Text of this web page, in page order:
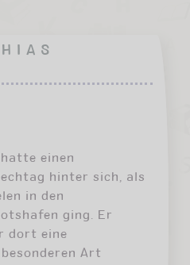
einen
hinter sich, als
in den
ging. Er
dort eine
Art